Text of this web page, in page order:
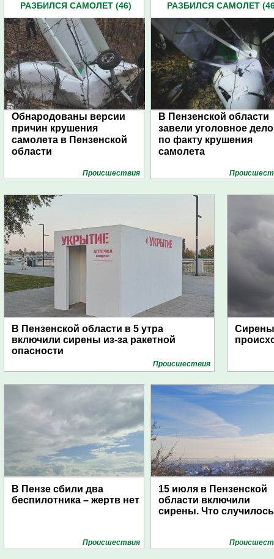
РАЗБИЛСЯ САМОЛЕТ (46)
Обнародованы версии
причин крушения
самолета в Пензенской
области
Проиcшествия
РАЗБИЛСЯ САМОЛЕТ
В Пензенской области
завели уголовное дело
по факту крушения
самолета
В Пензенской области в 5 утра
включили сирены из-за ракетной
опасности
Проиcшествия
Сирены
В Пензе сбили два
беспилотника – жертв нет
Проиcшествия
15 июля в Пензенской
области включили
сирены. Что